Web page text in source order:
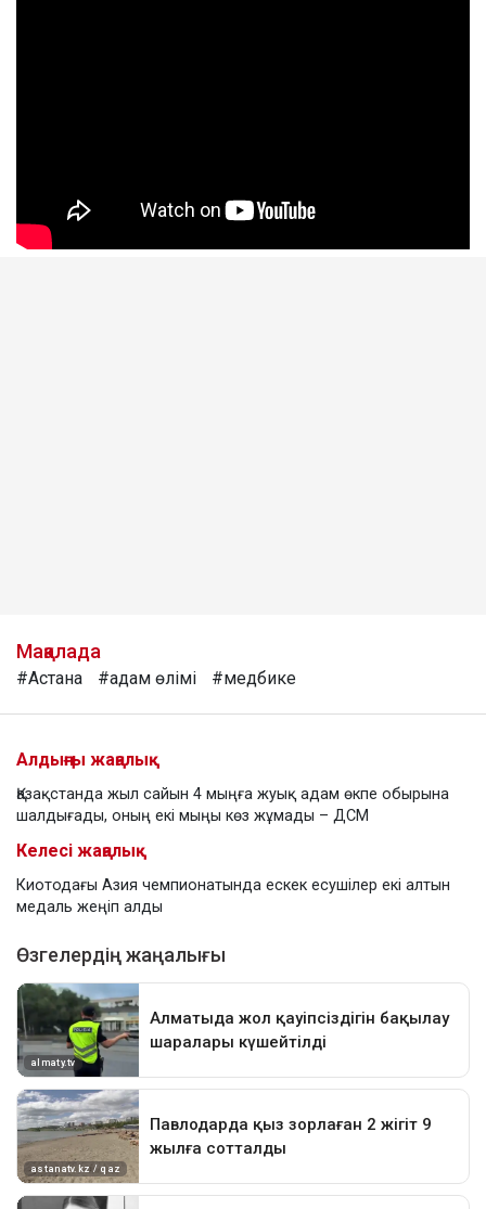
Мақалада
#Астана #адам өлімі #медбике
Алдыңғы жаңалық
Қазақстанда жыл сайын 4 мыңға жуық адам өкпе обырына
шалдығады, оның екі мыңы көз жұмады – ДСМ
Келесі жаңалық
Киотодағы Азия чемпионатында ескек есушілер екі алтын
медаль жеңіп алды